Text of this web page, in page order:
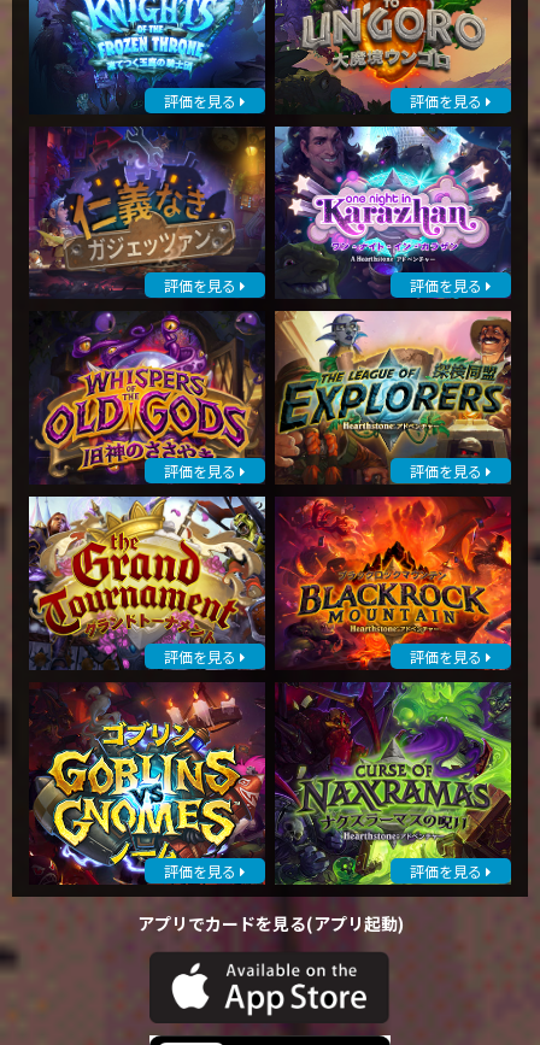
評価を見る 評価を見る
評価を見る 評価を見る
評価を見る 評価を見る
評価を見る 評価を見る
評価を見る 評価を見る
アプリでカードを見る(アプリ起動)